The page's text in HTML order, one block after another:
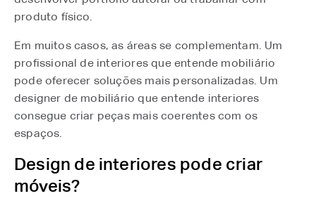
produto físico.
Em muitos casos, as áreas se complementam. Um
profissional de interiores que entende mobiliário
pode oferecer soluções mais personalizadas. Um
designer de mobiliário que entende interiores
consegue criar peças mais coerentes com os
espaços.
Design de interiores pode criar
móveis?